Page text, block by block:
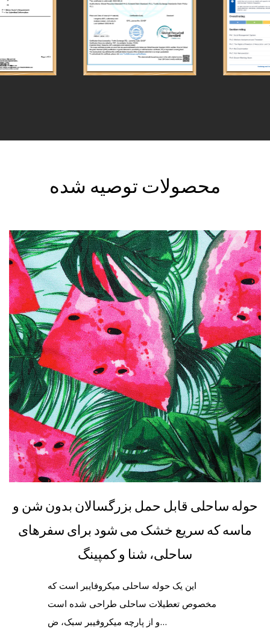
محصولات توصیه شده
حوله ساحلی قابل حمل بزرگسالان بدون شن و
ماسه که سریع خشک می شود برای سفرهای
ساحلی، شنا و کمپینگ
این یک حوله ساحلی میکروفایبر است که
مخصوص تعطیلات ساحلی طراحی شده است
و از پارچه میکروفیبر سبک، ض...